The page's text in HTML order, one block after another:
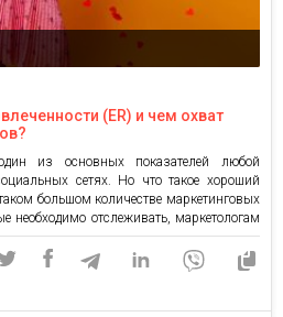
(ER) и чем охват
из основных показателей любой
сетях. Но что такое хороший
большом количестве маркетинговых
необходимо отслеживать, маркетологам
представляет собой хороший уровень
что такое показатель вовлеченности
показатели вовлеченности в […]